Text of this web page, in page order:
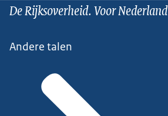
De Rijksoverheid. Voor Nederland
Andere talen